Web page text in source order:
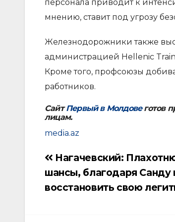
персонала приводит к
мнению, ставит под угрозу
Железнодорожники также
администрацией Hellenic
Кроме того, профсоюзы
работников.
СайтПервый в Молдовеготов
лицам.
media.az
Навигация
по
Нагачевский:
шансы, благодаря
восстановить свою